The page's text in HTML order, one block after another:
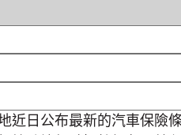
近日公布最新的汽車保險